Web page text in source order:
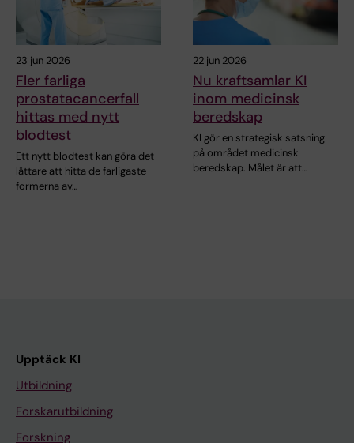
23 jun 2026
Fler farliga
prostatacancerfall
hittas med nytt
blodtest
Ett nytt blodtest kan göra det
lättare att hitta de farligaste
formerna av…
22 jun 2026
Nu kraftsamlar KI
inom medicinsk
beredskap
KI gör en strategisk satsning
på området medicinsk
beredskap. Målet är att…
Upptäck KI
Utbildning
Forskarutbildning
Forskning